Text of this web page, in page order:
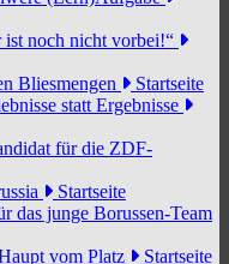
ist noch nicht vorbei!“
Bliesmengen
Startseite
statt Ergebnisse
für die ZDF-
Startseite
das junge Borussen-Team
vom Platz
Startseite